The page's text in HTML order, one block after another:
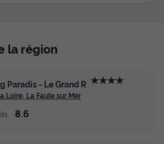
la région
Paradis - Le Grand R ★★★★
Loire, La Faute sur Mer
8.6